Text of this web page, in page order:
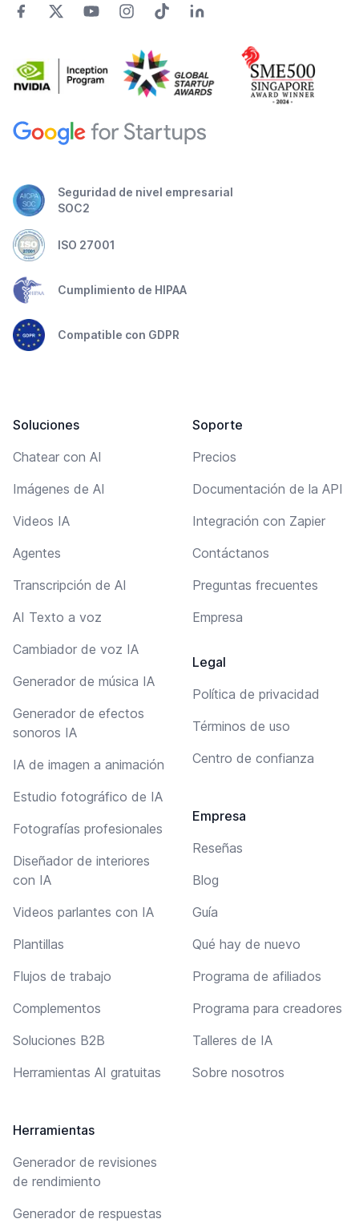
Seguridad de nivel empresarial
SOC2
ISO 27001
Cumplimiento de HIPAA
Compatible con GDPR
Soluciones
Chatear con AI
Imágenes de AI
Videos IA
Agentes
Transcripción de AI
AI Texto a voz
Cambiador de voz IA
Generador de música IA
Generador de efectos
sonoros IA
IA de imagen a animación
Estudio fotográfico de IA
Fotografías profesionales
Diseñador de interiores
con IA
Videos parlantes con IA
Plantillas
Flujos de trabajo
Complementos
Soluciones B2B
Herramientas AI gratuitas
Herramientas
Generador de revisiones
de rendimiento
Generador de respuestas
Soporte
Precios
Documentación de la API
Integración con Zapier
Contáctanos
Preguntas frecuentes
Empresa
Legal
Política de privacidad
Términos de uso
Centro de confianza
Empresa
Reseñas
Blog
Guía
Qué hay de nuevo
Programa de afiliados
Programa para creadores
Talleres de IA
Sobre nosotros